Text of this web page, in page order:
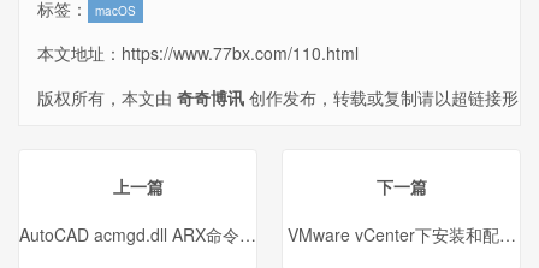
标签： macOS
本文地址： https://www.77bx.com/110.html
版权所有，本文由 奇奇博讯 创作发布，转载或复制请以超链接形
上一篇
AutoCAD acmgd.dll ARX命令中发现异常的解决方法
下一篇
VMware vCenter下安装和配置